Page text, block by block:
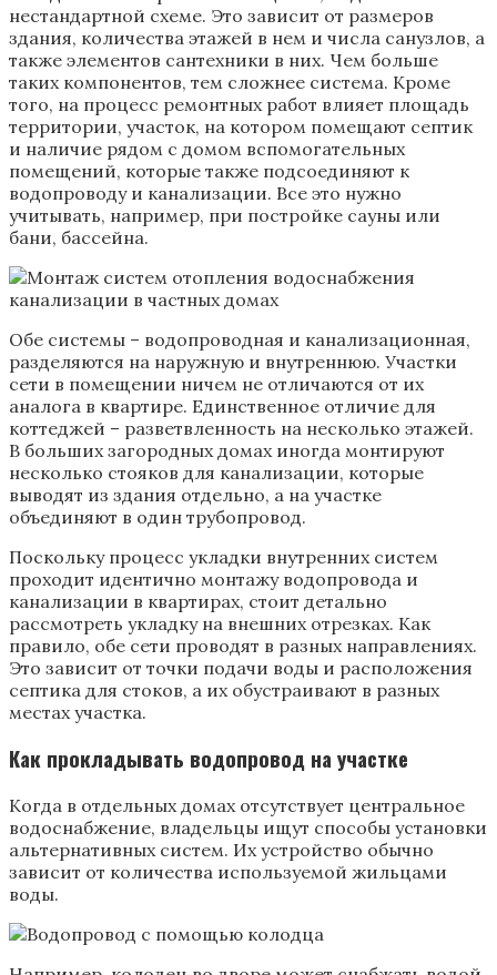
нестандартной схеме. Это зависит от размеров
здания, количества этажей в нем и числа санузлов, а
также элементов сантехники в них. Чем больше
таких компонентов, тем сложнее система. Кроме
того, на процесс ремонтных работ влияет площадь
территории, участок, на котором помещают септик
и наличие рядом с домом вспомогательных
помещений, которые также подсоединяют к
водопроводу и канализации. Все это нужно
учитывать, например, при постройке сауны или
бани, бассейна.
Обе системы – водопроводная и канализационная,
разделяются на наружную и внутреннюю. Участки
сети в помещении ничем не отличаются от их
аналога в квартире. Единственное отличие для
коттеджей – разветвленность на несколько этажей.
В больших загородных домах иногда монтируют
несколько стояков для канализации, которые
выводят из здания отдельно, а на участке
объединяют в один трубопровод.
Поскольку процесс укладки внутренних систем
проходит идентично монтажу водопровода и
канализации в квартирах, стоит детально
рассмотреть укладку на внешних отрезках. Как
правило, обе сети проводят в разных направлениях.
Это зависит от точки подачи воды и расположения
септика для стоков, а их обустраивают в разных
местах участка.
Как прокладывать водопровод на участке
Когда в отдельных домах отсутствует центральное
водоснабжение, владельцы ищут способы установки
альтернативных систем. Их устройство обычно
зависит от количества используемой жильцами
воды.